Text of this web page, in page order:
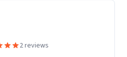
2 reviews